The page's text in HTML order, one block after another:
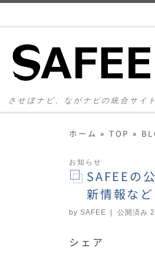
させぼナビ、ながナビの統合サイト
ホーム » TOP »
お知らせ
SAFEEの
新情報な
by SAFEE | 公開済み
シェア